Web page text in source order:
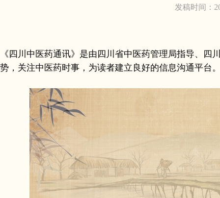
发稿时间：
《四川中医药通讯》是由四川省中医药管理局指导、
势，关注中医药时事，为读者建立良好的信息沟通平台